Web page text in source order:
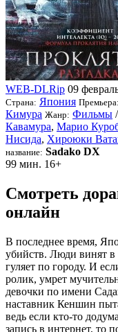
WEB-DLRip 09
Страна: Япония Премьера:
Кимура Жанр: Фильмы /
Кавамура, Марио
Нисида, Хироюки
название: Sadako DX
99 мин. 16+
Смотреть
онлайн
В последнее время,
убийств. Люди винят в
гуляет по городу. И
ролик, умрет
девочки по имени
наставник Кеншин
ведь если кто-то
запись в интернет, то